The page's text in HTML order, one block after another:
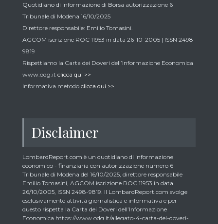
Quotidiano di informazione di Borsa autorizzazione 6
Tribunale di Modena 16/10/2025
Direttore responsabile: Emilio Tomasini.
AGCOM iscrizione ROC 11953 in data 26-10-2005 | ISSN 2498-
9819
Rispettiamo la Carta dei Doveri dell’Informazione Economica
www.odg.it clicca qui >>
Informativa metodo clicca qui >>
Disclaimer
LombardReport.com è un quotidiano di informazione
economico - finanziaria con autorizzazione numero 6
Tribunale di Modena del 16/10/2025, direttore responsabile
Emilio Tomasini, AGCOM iscrizione ROC 11953 in data
26/10/2005, ISSN 2498-9819. Il LombardReport.com svolge
esclusivamente attività giornalistica e informativa e per
questo rispetta la Carta dei Doveri dell’Informazione
Economica https://www.odg.it/allegato-4-carta-dei-doveri-